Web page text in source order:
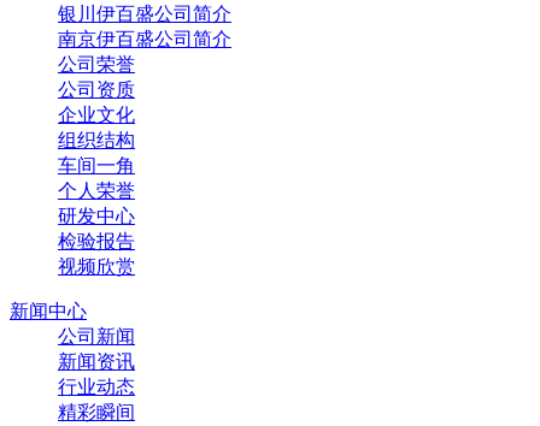
银川伊百盛公司简介
南京伊百盛公司简介
公司荣誉
公司资质
企业文化
组织结构
车间一角
个人荣誉
研发中心
检验报告
视频欣赏
新闻中心
公司新闻
新闻资讯
行业动态
精彩瞬间